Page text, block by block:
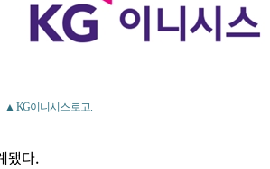
▲ KG이니시스 로고.
됐다.